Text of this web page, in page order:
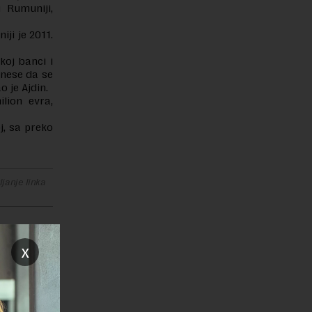
je 2011.
banci i
da se
je Ajdin.
evra,
sa preko
linka
x